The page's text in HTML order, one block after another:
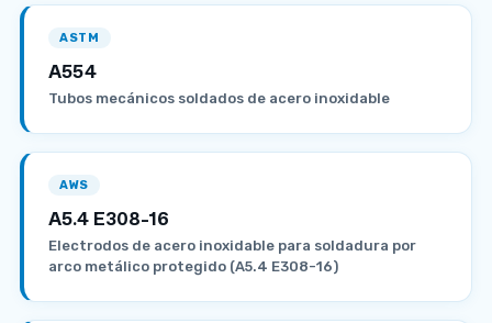
ASTM
A554
Tubos mecánicos soldados de acero inoxidable
AWS
A5.4 E308-16
Electrodos de acero inoxidable para soldadura por
arco metálico protegido (A5.4 E308-16)